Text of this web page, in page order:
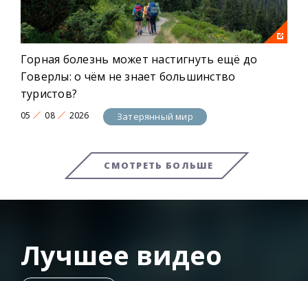
Горная болезнь может настигнуть ещё до
Говерлы: о чём не знает большинство
туристов?
05 08 2026 Затерянный мир
СМОТРЕТЬ БОЛЬШЕ
Лучшее видео